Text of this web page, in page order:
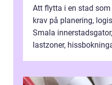
Att flytta i en stad
krav på planering,
Smala
lastzoner,